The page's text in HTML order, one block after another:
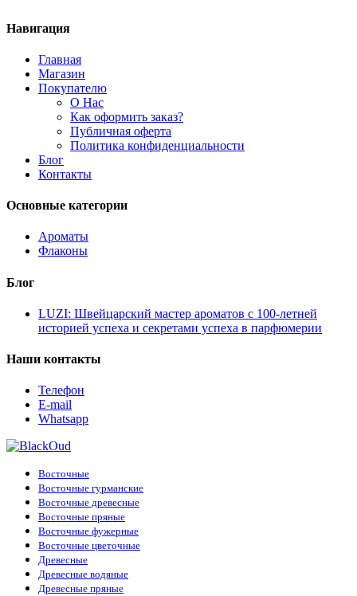
Навигация
Главная
Магазин
Покупателю
О Нас
Как оформить заказ?
Публичная оферта
Политика конфиденциальности
Блог
Контакты
Основные категории
Ароматы
Флаконы
Блог
LUZI: Швейцарский мастер ароматов с 100-летней
историей успеха и секретами успеха в парфюмерии
Наши контакты
Телефон
E-mail
Whatsapp
Восточные
Восточные гурманские
Восточные древесные
Восточные пряные
Восточные фужерные
Восточные цветочные
Древесные
Древесные водяные
Древесные пряные